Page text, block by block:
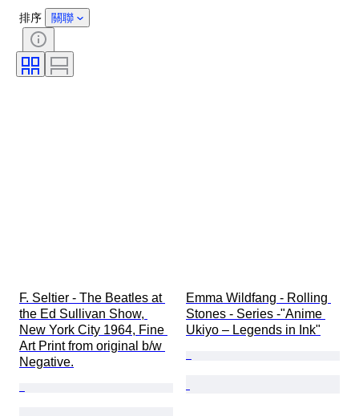
簽名
顏色
音樂紀念品類型
同批次的模壓雷射唱片
排序 關聯
F. Seltier - The Beatles at
the Ed Sullivan Show,
New York City 1964, Fine
Art Print from original b/w
Negative.
Emma Wildfang - Rolling
Stones - Series -"Anime
Ukiyo – Legends in Ink"